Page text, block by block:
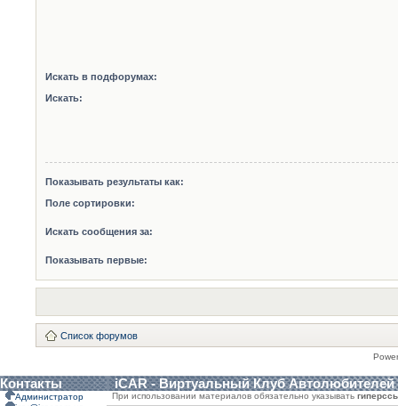
Искать в подфорумах:
Искать:
Показывать результаты как:
Поле сортировки:
Искать сообщения за:
Показывать первые:
Список форумов
Контакты iCAR - Виртуальный Клуб Автолюбителей
Администратор
При использовании материалов обязательно указывать